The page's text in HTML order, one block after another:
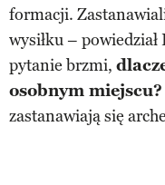
formacji.
wysiłku –
pytanie brzmi,
osobnym
zastanawiają się